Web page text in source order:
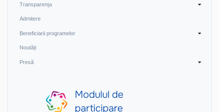
Transparența
Admitere
Beneficiarii programelor
Noutăți
Presă